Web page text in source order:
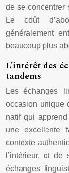
de se concentrer
Le coût
généralement
beaucoup plus
L’intérêt des
tandems
Les échanges
occasion unique
natif qui
une excellente
contexte
l’intérieur, et
échanges